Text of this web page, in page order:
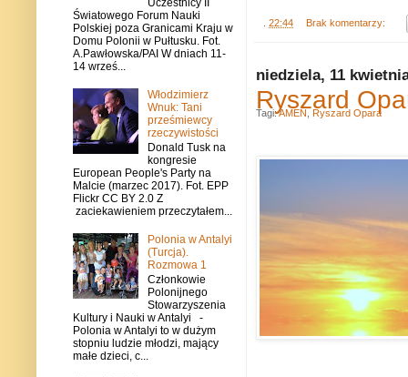
22:44 Brak komentarzy:
niedziela, 11
Ryszard
Tagi:AMEN Ryszard Opara
Uczestnicy II
Światowego Forum Nauki
Polskiej poza Granicami Kraju w
Domu Polonii w Pułtusku. Fot.
A.Pawłowska/PAI W dniach 11-
14 wrześ...
Włodzimierz
Wnuk: Tani
prześmiewcy
rzeczywistości
Donald Tusk na
kongresie
European People's Party na
Malcie (marzec 2017). Fot. EPP
Flickr CC BY 2.0 Z
zaciekawieniem przeczytałem...
Polonia w Antalyi
(Turcja).
Rozmowa 1
Członkowie
Polonijnego
Stowarzyszenia
Kultury i Nauki w Antalyi -
Polonia w Antalyi to w dużym
stopniu ludzie młodzi, mający
małe dzieci, c...